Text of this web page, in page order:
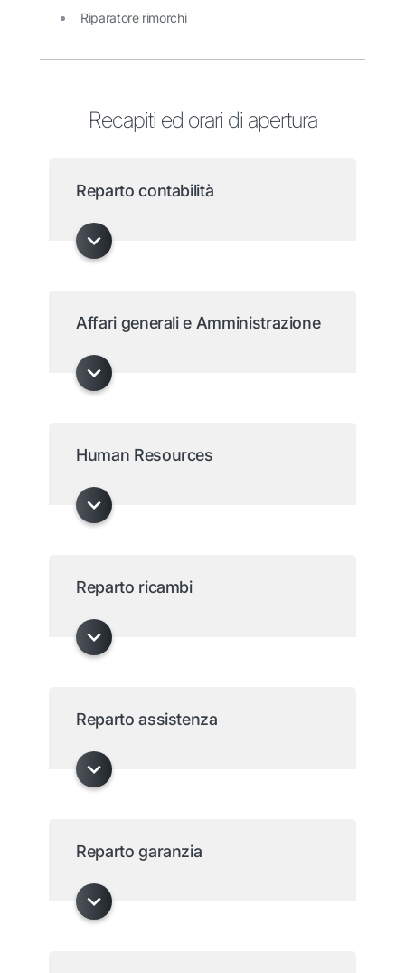
Riparatore rimorchi
Recapiti ed orari di apertura
Reparto contabilità
Affari generali e Amministrazione
Human Resources
Reparto ricambi
Reparto assistenza
Reparto garanzia